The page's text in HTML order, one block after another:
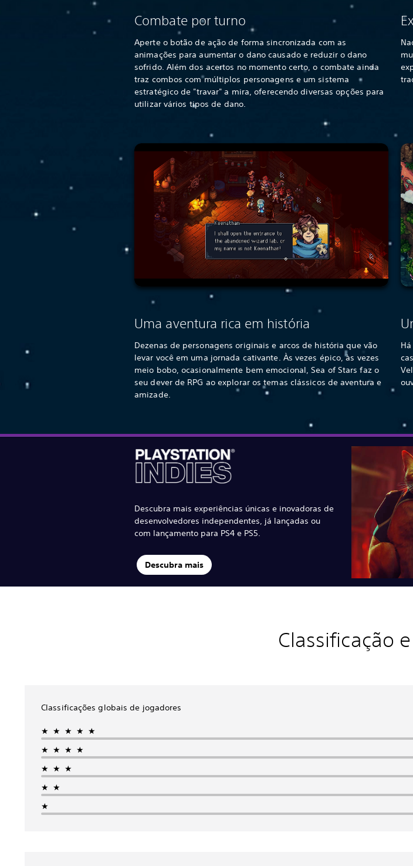
Combate por turno
Aperte o botão de ação de forma sincronizada com as
animações para aumentar o dano causado e reduzir o dano
sofrido. Além dos acertos no momento certo, o combate ainda
traz combos com múltiplos personagens e um sistema
estratégico de "travar" a mira, oferecendo diversas opções para
utilizar vários tipos de dano.
Uma aventura rica em história
Dezenas de personagens originais e arcos de história que vão
levar você em uma jornada cativante. Às vezes épico, às vezes
meio bobo, ocasionalmente bem emocional, Sea of Stars faz o
seu dever de RPG ao explorar os temas clássicos de aventura e
amizade.
Descubra mais experiências únicas e inovadoras de
desenvolvedores independentes, já lançadas ou
com lançamento para PS4 e PS5.
Descubra mais
Classificação
Classificações globais de jogadores
★★★★★
★★★★
★★★
★★
★